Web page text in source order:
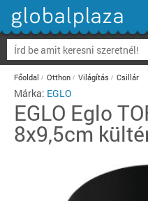
Főoldal Otthon Világítás Csillár
Márka: EGLO
EGLO Eglo
8x9,5cm